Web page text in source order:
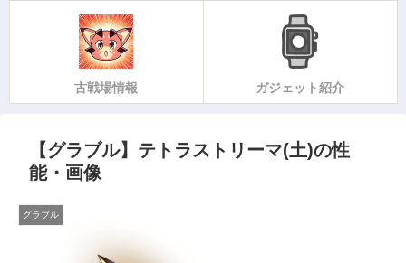
古戦場情報 ガジェット紹介
【グラブル】テトラストリーマ(土)の性
能・画像
グラブル